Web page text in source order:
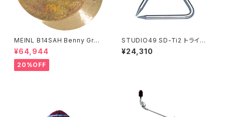
MEINL B14SAH Benny Greb
Signature Byzance Vintage
¥64,944
20%OFF
STUDIO49 SD-Ti2 トライア
ングル
¥24,310